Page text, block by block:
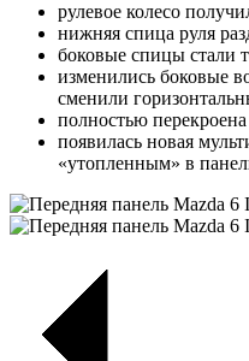
рулевое колесо
нижняя спица руля
боковые спицы стали
изменились боковые
сменили
полностью
появилась новая
«утопленным» в